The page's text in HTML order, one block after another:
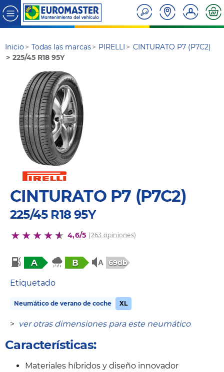
Inicio Todas las marcas PIRELLI
CINTURATO P7 (P7C2)
225/45 R18 95Y
CINTURATO P7 (P7C2)
225/45 R18 95Y
4,6/5 (263 opiniones)
A B 69db
Etiquetado
Neumático de verano de coche XL
> ver otras dimensiones para este neumático
Características:
Materiales híbridos y diseño innovador